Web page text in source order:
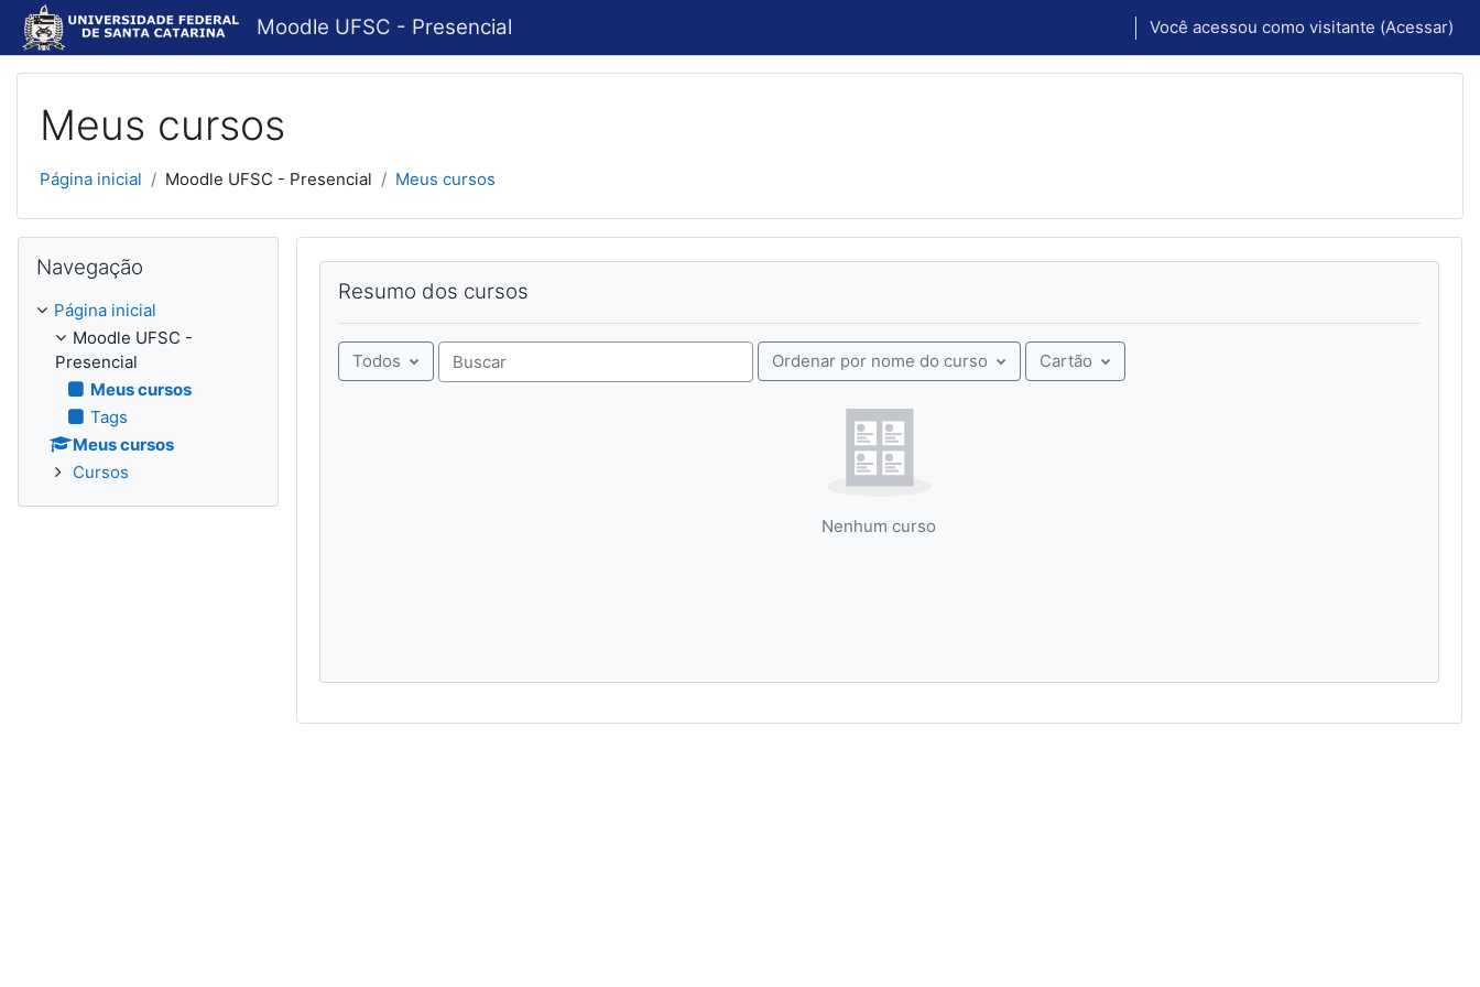
Ir para o conteúdo principal
Moodle UFSC - Presencial Você acessou como visitante (Acessar)
Meus cursos
Página inicial Moodle UFSC - Presencial Meus cursos
Resumo dos cursos
Todos
Buscar cursos Ordenar por nome do curso Cartão
Nenhum curso
Navegação
Página inicial
Moodle UFSC -
Presencial
Meus cursos
Tags
Meus cursos
Cursos